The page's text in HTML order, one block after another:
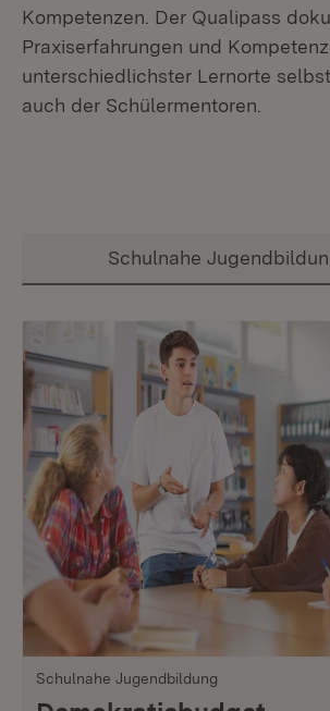
Kompetenzen. Der Qualipass
Praxiserfahrungen und
unterschiedlichster Lernorte
auch der Schülermentoren.
Inhalt auswählen
Schulnahe
Schulnahe Jugendbildung